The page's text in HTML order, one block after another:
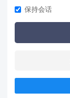
保持会话